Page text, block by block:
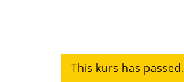
This kurs has passed.